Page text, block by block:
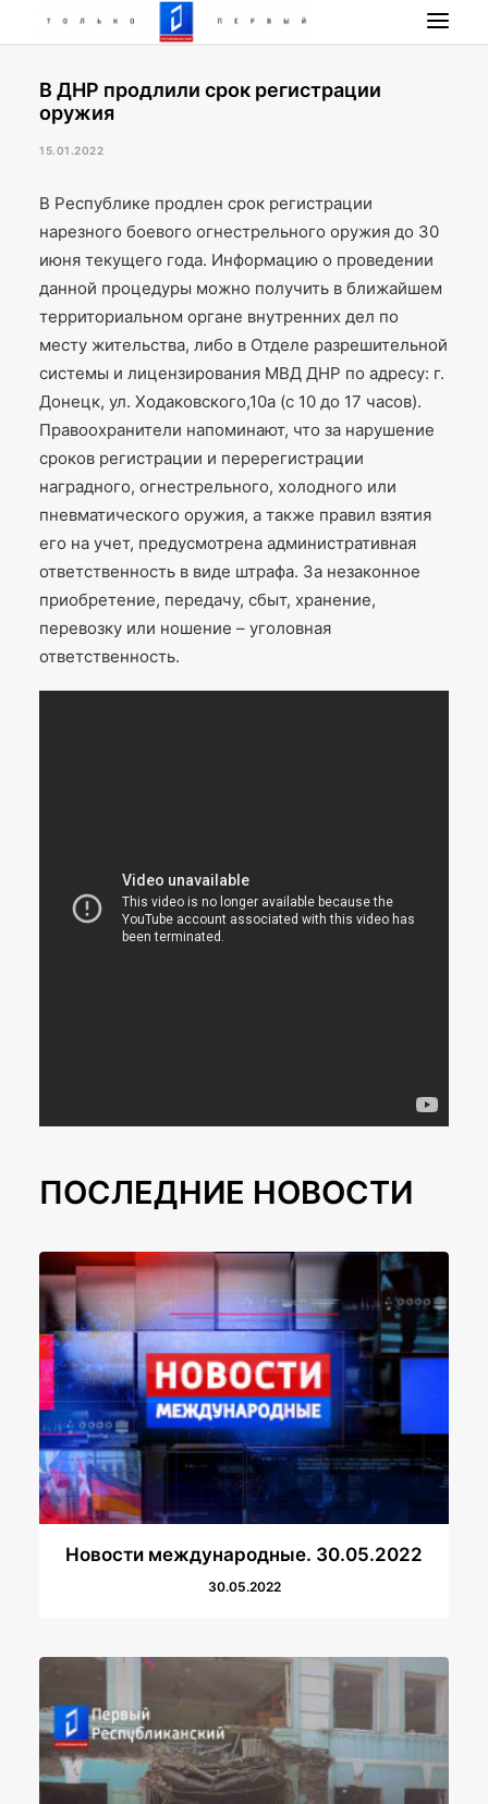
НОВОСТИ
ПРОГРАММА
РАДИО РЕСПУБЛИКА
ПРЯМОЙ ЭФИР
КОНТАКТЫ
В ДНР продлили срок регистрации
оружия
15.01.2022
В Республике продлен срок регистрации
нарезного боевого огнестрельного оружия до 30
июня текущего года. Информацию о проведении
данной процедуры можно получить в ближайшем
территориальном органе внутренних дел по
месту жительства, либо в Отделе разрешительной
системы и лицензирования МВД ДНР по адресу: г.
Донецк, ул. Ходаковского,10а (с 10 до 17 часов).
Правоохранители напоминают, что за нарушение
сроков регистрации и перерегистрации
наградного, огнестрельного, холодного или
пневматического оружия, а также правил взятия
его на учет, предусмотрена административная
ответственность в виде штрафа. За незаконное
приобретение, передачу, сбыт, хранение,
перевозку или ношение – уголовная
ответственность.
ПОСЛЕДНИЕ НОВОСТИ
Новости международные. 30.05.2022
30.05.2022